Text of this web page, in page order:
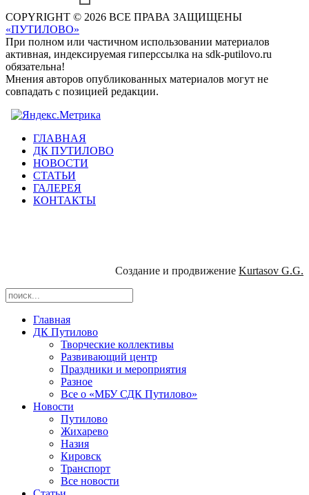
COPYRIGHT © 2026 ВСЕ ПРАВА ЗАЩИЩЕНЫ
«ПУТИЛОВО»
При полном или частичном использовании материалов
активная, индексируемая гиперссылка на sdk-putilovo.ru
обязательна!
Мнения авторов опубликованных материалов могут не
совпадать с позицией редакции.
ГЛАВНАЯ
ДК ПУТИЛОВО
НОВОСТИ
СТАТЬИ
ГАЛЕРЕЯ
КОНТАКТЫ
Создание и продвижение Kurtasov G.G.
Главная
ДК Путилово
Творческие коллективы
Развивающий центр
Праздники и мероприятия
Разное
Все о «МБУ СДК Путилово»
Новости
Путилово
Жихарево
Назия
Кировск
Транспорт
Все новости